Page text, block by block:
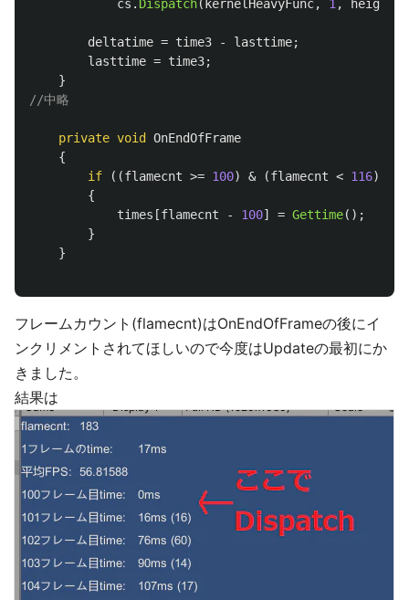
cs . Dispatch( kernelHeavyFunc, 1, height
deltatime = time3 - lasttime;
lasttime = time3;
}
//中略
private void
OnEndOfFrame
{
if
((flamecnt >= 100) & (flamecnt < 116))
{
times [flamecnt - 100] = Gettime();
}
}
フレームカウント(flamecnt)はOnEndOfFrameの後にイ
ンクリメントされてほしいので今度はUpdateの最初にか
きました。
結果は